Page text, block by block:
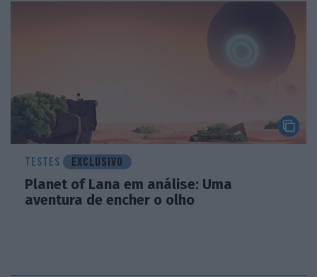
TESTES EXCLUSIVO
Planet of Lana em análise: Uma
aventura de encher o olho